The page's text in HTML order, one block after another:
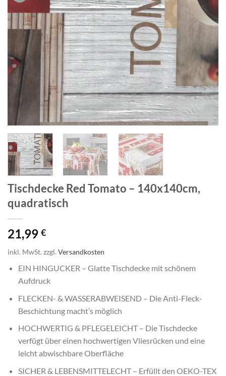
Tischdecke Red Tomato – 140x140cm,
quadratisch
21,99 €
inkl. MwSt. zzgl. Versandkosten
EIN HINGUCKER – Glatte Tischdecke mit schönem
Aufdruck
FLECKEN- & WASSERABWEISEND – Die Anti-Fleck-
Beschichtung macht’s möglich
HOCHWERTIG & PFLEGELEICHT – Die Tischdecke
verfügt über einen hochwertigen Vliesrücken und eine
leicht abwischbare Oberfläche
SICHER & LEBENSMITTELECHT – Erfüllt den OEKO-TEX